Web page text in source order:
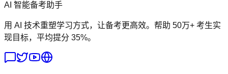
AI 智能备考助手
用 AI 技术重塑学习方式，让备考更高效。帮助 50万+ 考生实
现目标，平均提分 35%。